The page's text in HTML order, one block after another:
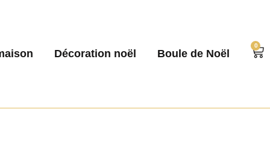
Décoration noël Boule de Noël
0